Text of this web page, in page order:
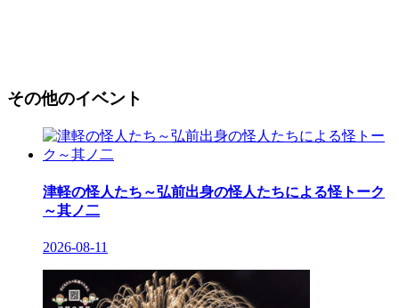
その他のイベント
津軽の怪人たち～弘前出身の怪人たちによる怪トーク
～其ノ二
2026-08-11